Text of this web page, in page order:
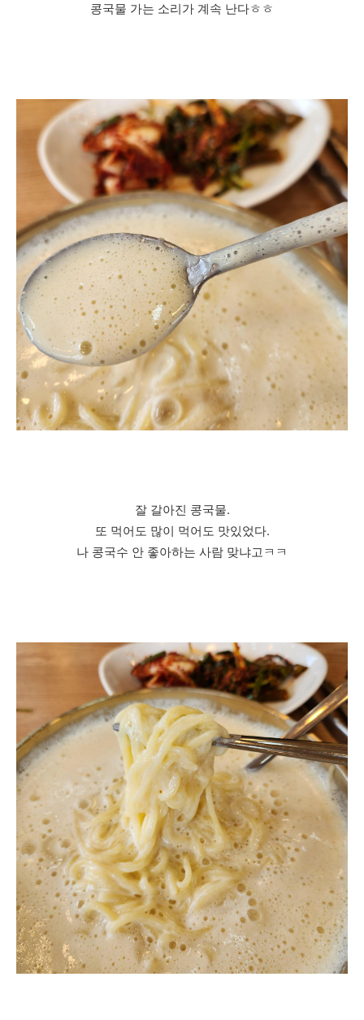
콩국물 가는 소리가 계속 난다ㅎㅎ
잘 갈아진 콩국물.
또 먹어도 많이 먹어도 맛있었다.
나 콩국수 안 좋아하는 사람 맞냐고ㅋㅋ